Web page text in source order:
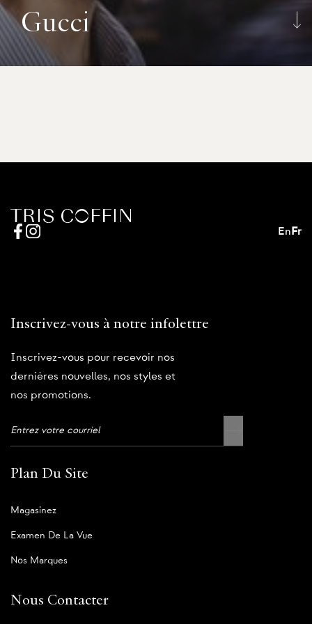
Gucci
En Fr
Inscrivez-vous à notre infolettre
Inscrivez-vous pour recevoir nos
dernières nouvelles, nos styles et
nos promotions.
Plan Du Site
Magasinez
Examen De La Vue
Nos Marques
Nous Contacter